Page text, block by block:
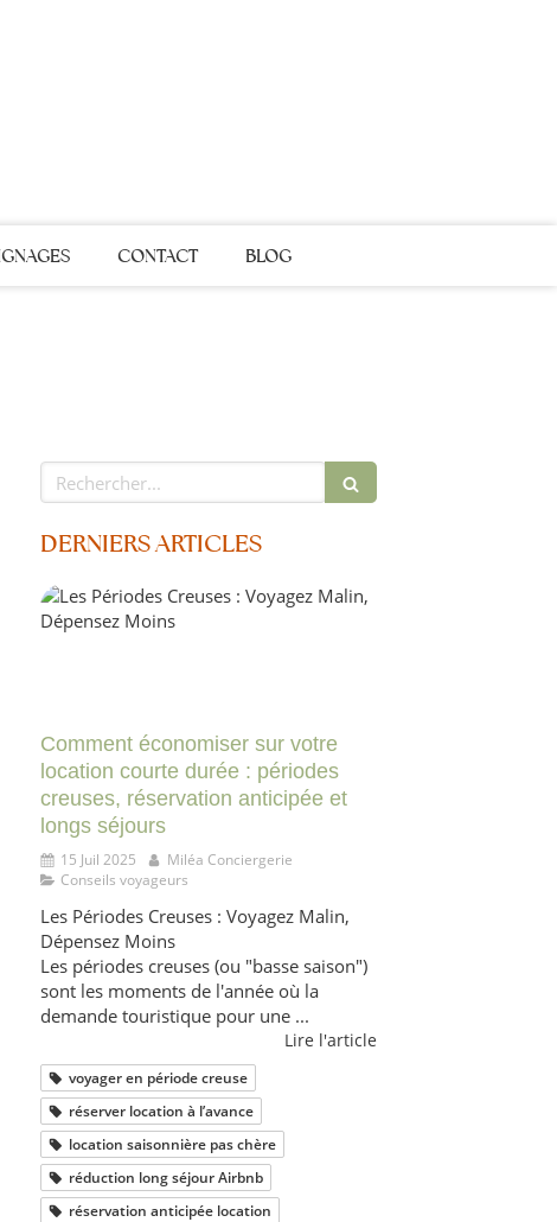
CONTACT BLOG
Rechercher
DERNIERS ARTICLES
Comment économiser sur votre
location courte durée : périodes
creuses, réservation anticipée et
longs séjours
15 Juil 2025
Miléa Conciergerie
Conseils voyageurs
Les Périodes Creuses : Voyagez Malin,
Dépensez Moins
Les périodes creuses (ou "basse saison")
sont les moments de l'année où la
demande touristique pour une ...
Lire l'article
voyager en période creuse
réserver location à l’avance
location saisonnière pas chère
réduction long séjour Airbnb
réservation anticipée location